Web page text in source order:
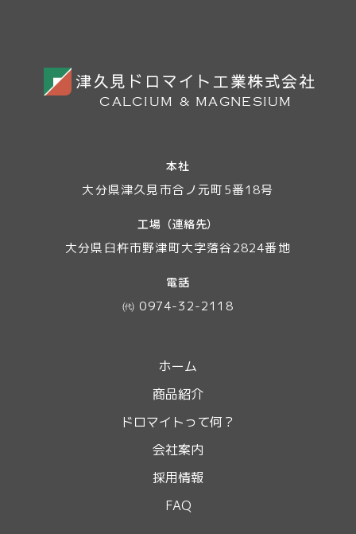
津久見ドロマイト工業株式会社
CALCIUM & MAGNESIUM
本社
大分県津久見市合ノ元町5番18号
工場（連絡先）
大分県臼杵市野津町大字落谷2824番地
電話
㈹ 0974-32-2118
ホーム
商品紹介
ドロマイトって何？
会社案内
採用情報
FAQ